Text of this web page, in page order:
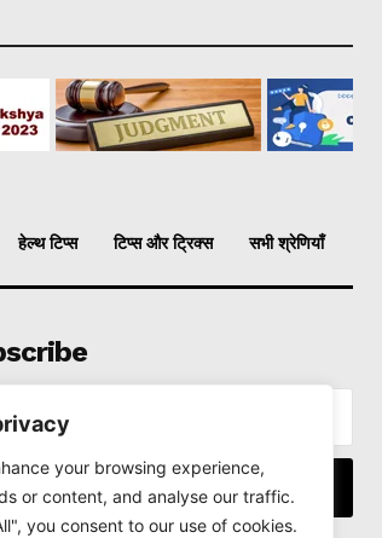
your browsing experience,
or content, and analyse our traffic.
you consent to our use of cookies.
हेल्थ टिप्स टिप्स और ट्रिक्स सभी श्रेणियाँ
I WANT IN